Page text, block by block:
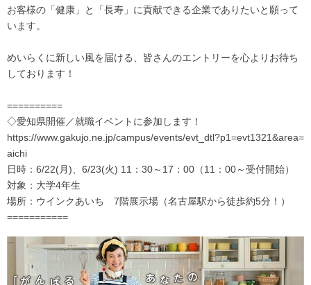
お客様の「健康」と「長寿」に貢献できる企業でありたいと願って
います。
めいらくに新しい風を届ける、皆さんのエントリーを心よりお待ち
しております！
==========
◇愛知県開催／就職イベントに参加します！
https://www.gakujo.ne.jp/campus/events/evt_dtl?p1=evt1321&area=
aichi
日時：6/22(月)、6/23(火) 11：30～17：00（11：00～受付開始）
対象：大学4年生
場所：ウインクあいち 7階展示場（名古屋駅から徒歩約5分！）
===========